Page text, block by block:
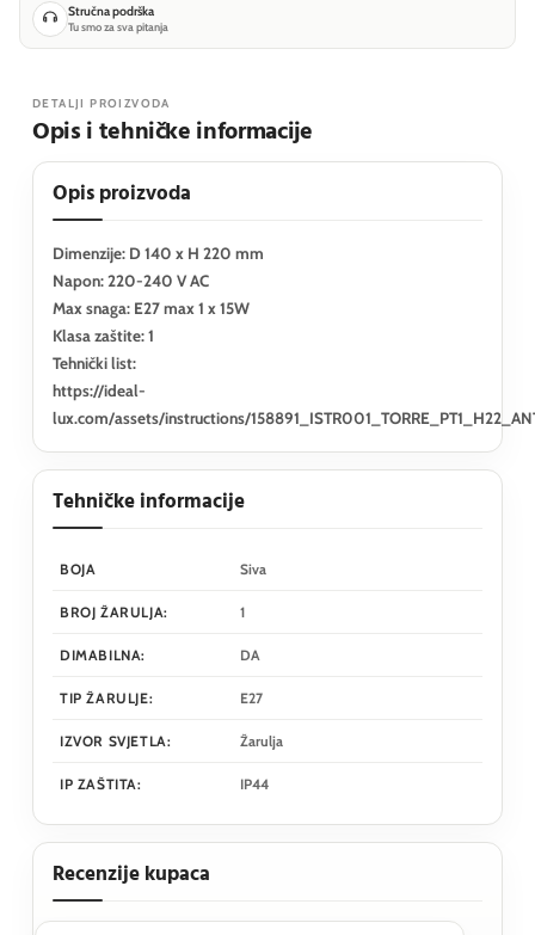
Stručna podrška
Tu smo za sva pitanja
DETALJI PROIZVODA
Opis i tehničke informacije
Opis proizvoda
Dimenzije: D 140 x H 220 mm
Napon: 220-240 V AC
Max snaga: E27 max 1 x 15W
Klasa zaštite: 1
Tehnički list:
https://ideal-
lux.com/assets/instructions/
Tehničke informacije
BOJA Siva
BROJ ŽARULJA: 1
DIMABILNA: DA
TIP ŽARULJE: E27
IZVOR SVJETLA: Žarulja
IP ZAŠTITA: IP44
Recenzije kupaca